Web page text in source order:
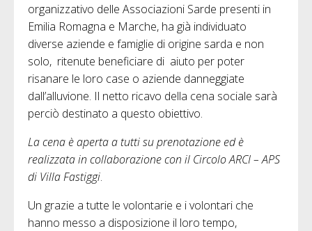
organizzativo delle Associazioni Sarde presenti in
Emilia Romagna e Marche, ha già individuato
diverse aziende e famiglie di origine sarda e non
solo, ritenute beneficiare di aiuto per poter
risanare le loro case o aziende danneggiate
dall’alluvione. Il netto ricavo della cena sociale sarà
perciò destinato a questo obiettivo.
La cena è aperta a tutti su prenotazione ed è
realizzata in collaborazione con il Circolo ARCI – APS
di Villa Fastiggi.
Un grazie a tutte le volontarie e i volontari che
hanno messo a disposizione il loro tempo,